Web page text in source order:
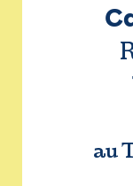
au